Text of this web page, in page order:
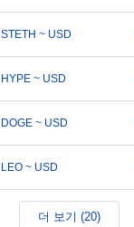
STETH ~ USD
HYPE ~ USD
DOGE ~ USD
LEO ~ USD
더 보기 (20)